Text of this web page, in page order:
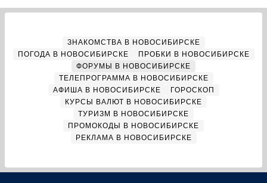
ЗНАКОМСТВА В НОВОСИБИРСКЕ
ПОГОДА В НОВОСИБИРСКЕ
ПРОБКИ В НОВОСИБИРСКЕ
ФОРУМЫ В НОВОСИБИРСКЕ
ТЕЛЕПРОГРАММА В НОВОСИБИРСКЕ
АФИША В НОВОСИБИРСКЕ
ГОРОСКОП
КУРСЫ ВАЛЮТ В НОВОСИБИРСКЕ
ТУРИЗМ В НОВОСИБИРСКЕ
ПРОМОКОДЫ В НОВОСИБИРСКЕ
РЕКЛАМА В НОВОСИБИРСКЕ